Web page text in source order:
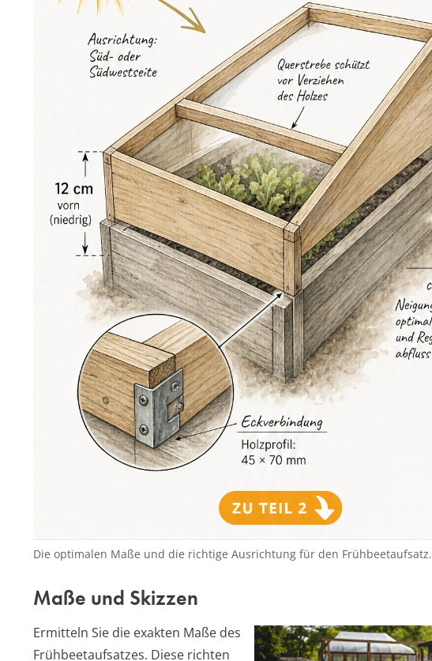
Die optimalen Maße und die richtige Ausrichtung für den Frühbeetaufsatz.
Maße und Skizzen
Ermitteln Sie die exakten Maße des
Frühbeetaufsatzes. Diese richten